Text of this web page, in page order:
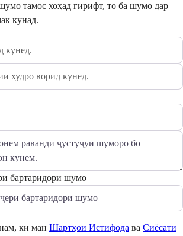
тамос хоҳад гирифт, то ба шумо дар
кунад.
бартаридори шумо
ки ман Шартҳои Истифода ва Сиёсати